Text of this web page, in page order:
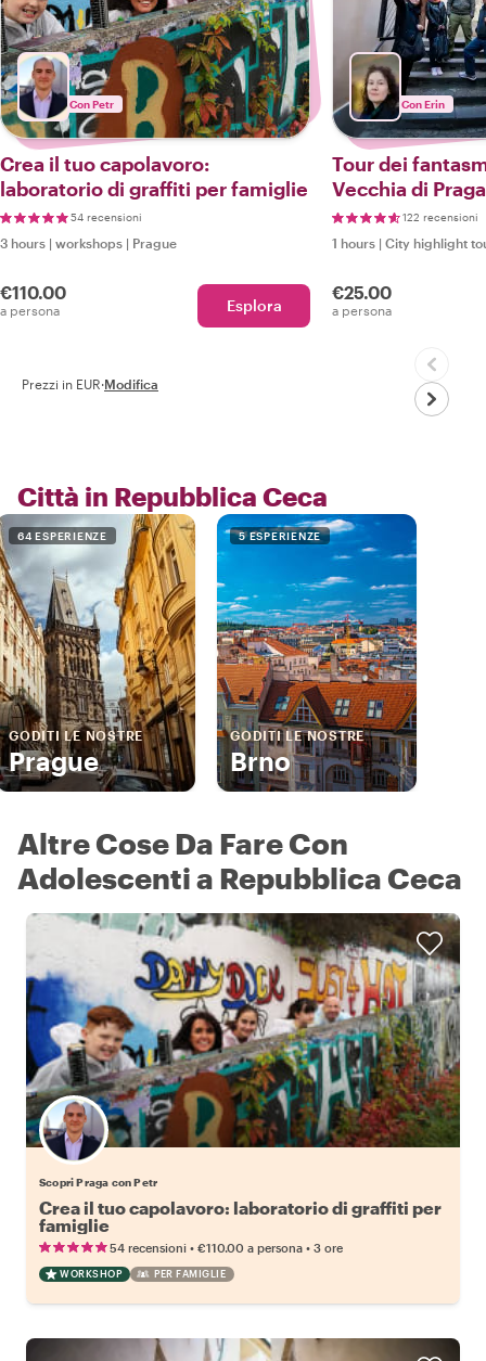
Con Petr
Crea il tuo capolavoro:
laboratorio di graffiti per famiglie
54 recensioni
3 hours | workshops | Prague
€110.00
a persona Esplora
Con Erin
Tour dei
Vecchia di Praga
122 recensioni
1 hours | City highlight
€25.00
a persona
Prezzi in EUR·Modifica
Città in Repubblica Ceca
64 ESPERIENZE
GODITI LE NOSTRE
Prague
5 ESPERIENZE
GODITI LE NOSTRE
Brno
Altre Cose Da Fare Con
Adolescenti a Repubblica Ceca
Scopri Praga con Petr
Crea il tuo capolavoro: laboratorio di graffiti per
famiglie
54 recensioni • €110.00 a persona • 3 ore
WORKSHOP PER FAMIGLIE